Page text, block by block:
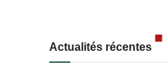
Actualités récentes